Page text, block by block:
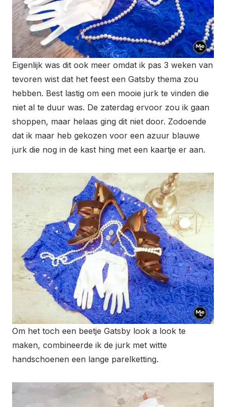
Eigenlijk was dit ook meer omdat ik pas 3 weken van
tevoren wist dat het feest een Gatsby thema zou
hebben. Best lastig om een mooie jurk te vinden die
niet al te duur was. De zaterdag ervoor zou ik gaan
shoppen, maar helaas ging dit niet door. Zodoende
dat ik maar heb gekozen voor een azuur blauwe
jurk die nog in de kast hing met een kaartje er aan.
Om het toch een beetje Gatsby look a look te
maken, combineerde ik de jurk met witte
handschoenen een lange parelketting.